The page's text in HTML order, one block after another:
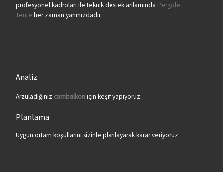
profesyonel kadroları ile teknik destek anlamında Pergole
Tente her zaman yanınızdadır.
Analiz
Arzuladığınız cambalkoniçin keşif yapıyoruz.
Planlama
Uygun ortam koşullarını sizinle planlayarak karar veriyoruz.